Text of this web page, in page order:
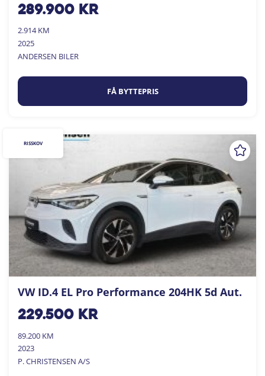
289.900kr
2.914 KM
2025
ANDERSEN BILER
FÅ BYTTEPRIS
VW ID.4 EL Pro Performance 204HK 5d Aut.
229.500kr
89.200 KM
2023
P. CHRISTENSEN A/S
RISSKOV